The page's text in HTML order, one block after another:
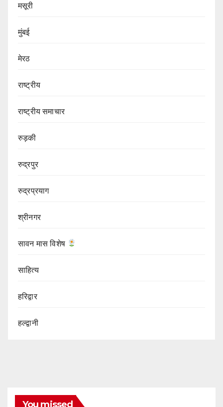
मसूरी
मुंबई
मेरठ
राष्ट्रीय
राष्ट्रीय समाचार
रुड़की
रुद्रपुर
रुद्रप्रयाग
श्रीनगर
सावन मास विशेष
साहित्य
हरिद्वार
हल्द्वानी
You missed